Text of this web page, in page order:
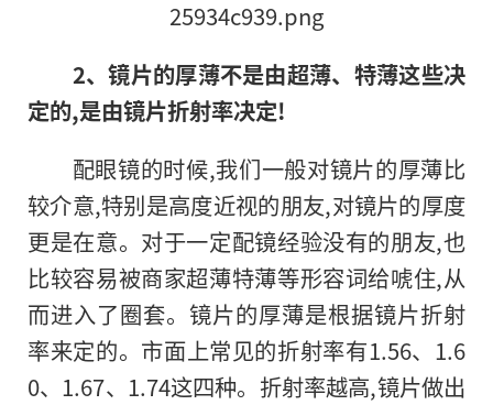
2、镜片的厚薄不是由超薄、特薄这些决
定的,是由镜片折射率决定!
配眼镜的时候,我们一般对镜片的厚薄比
较介意,特别是高度近视的朋友,对镜片的厚度
更是在意。对于一定配镜经验没有的朋友,也
比较容易被商家超薄特薄等形容词给唬住,从
而进入了圈套。镜片的厚薄是根据镜片折射
率来定的。市面上常见的折射率有1.56、1.6
0、1.67、1.74这四种。折射率越高,镜片做出